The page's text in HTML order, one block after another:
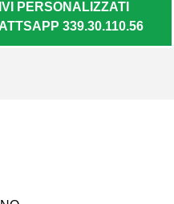
PERSONALIZZATI
339.30.110.56